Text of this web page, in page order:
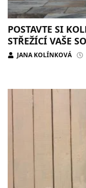
POSTAVTE SI
STŘEŽÍCÍ VAŠE
JANA KOLÍNKOVÁ